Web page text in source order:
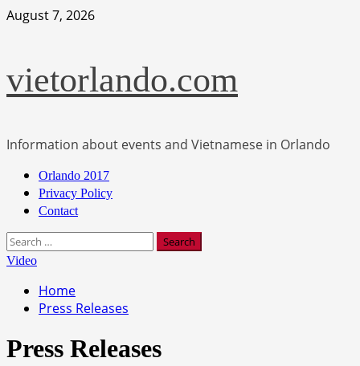
Skip
August 7, 2026
vietorlando.com
Information about events and Vietnamese in Orlando
Primary
Menu
Orlando 2017
Privacy Policy
Contact
Search
for:
Video
Home
Press Releases
Press Releases